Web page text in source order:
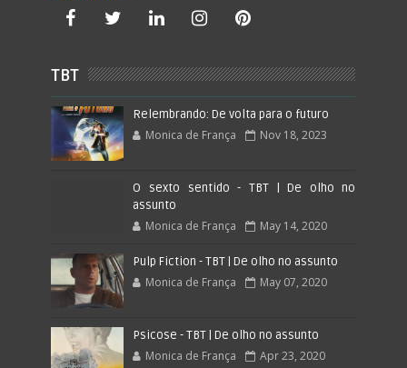
TBT
Relembrando: De volta para o futuro
Monica de França Nov 18, 2023
O sexto sentido - TBT | De olho no
assunto
Monica de França May 14, 2020
Pulp Fiction - TBT | De olho no assunto
Monica de França May 07, 2020
Psicose - TBT | De olho no assunto
Monica de França Apr 23, 2020